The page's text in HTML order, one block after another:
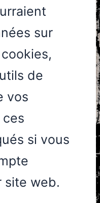
sur
de
vos
si vous
site web.